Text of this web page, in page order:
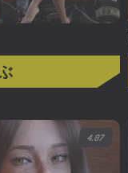
4.87